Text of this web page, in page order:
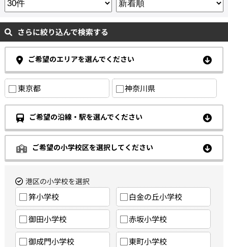
さらに絞り込んで検索する
ご希望のエリアを選んでください
東京都 神奈川県
ご希望の沿線・駅を選んでください
ご希望の小学校区を選択してください
港区の小学校を選択
笄小学校 白金の丘小学校
御田小学校 赤坂小学校
御成門小学校 東町小学校